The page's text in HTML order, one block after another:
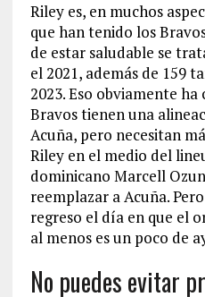
Riley es, en muchos
que han tenido los
de estar saludable se
el 2021, además de 159
2023. Eso obviamente
Bravos tienen una
Acuña, pero necesitan
Riley en el medio del
dominicano Marcell
reemplazar a Acuña.
regreso el día en que el
al menos es un poco de
No puedes evitar